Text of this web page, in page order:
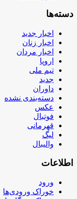
دسته‌ها
اخبار جدید
اخبار زنان
اخبار مردان
اروپا
تیم ملی
جدید
داوران
دسته‌بندی نشده
عکس
فوتبال
قهرمانی
لیگ
والیبال
اطلاعات
ورود
خوراک ورودی‌ها